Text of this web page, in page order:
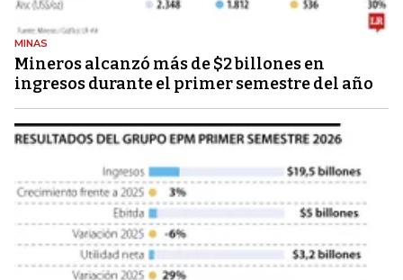
MINAS
Mineros alcanzó más de $2 billones en
ingresos durante el primer semestre del año